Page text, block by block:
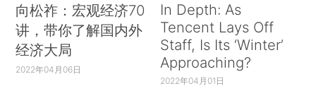
向松祚：宏观经济70
讲，带你了解国内外
经济大局
2022年04月06日
In Depth: As
Tencent Lays Off
Staff, Is Its ‘Winter’
Approaching?
2022年04月01日